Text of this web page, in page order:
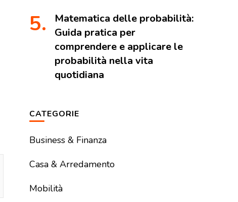
Matematica delle probabilità:
Guida pratica per
comprendere e applicare le
probabilità nella vita
quotidiana
CATEGORIE
Business & Finanza
Casa & Arredamento
Mobilità